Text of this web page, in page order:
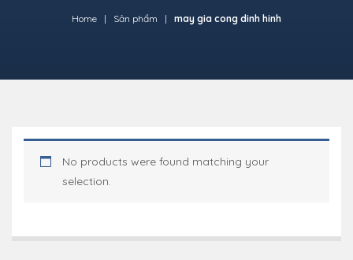
Home Sản phẩm may gia cong dinh hinh
No products were found matching your
selection.